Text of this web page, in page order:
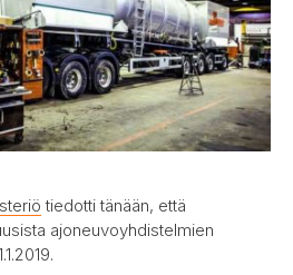
tiedotti tänään, että
ajoneuvoyhdistelmien